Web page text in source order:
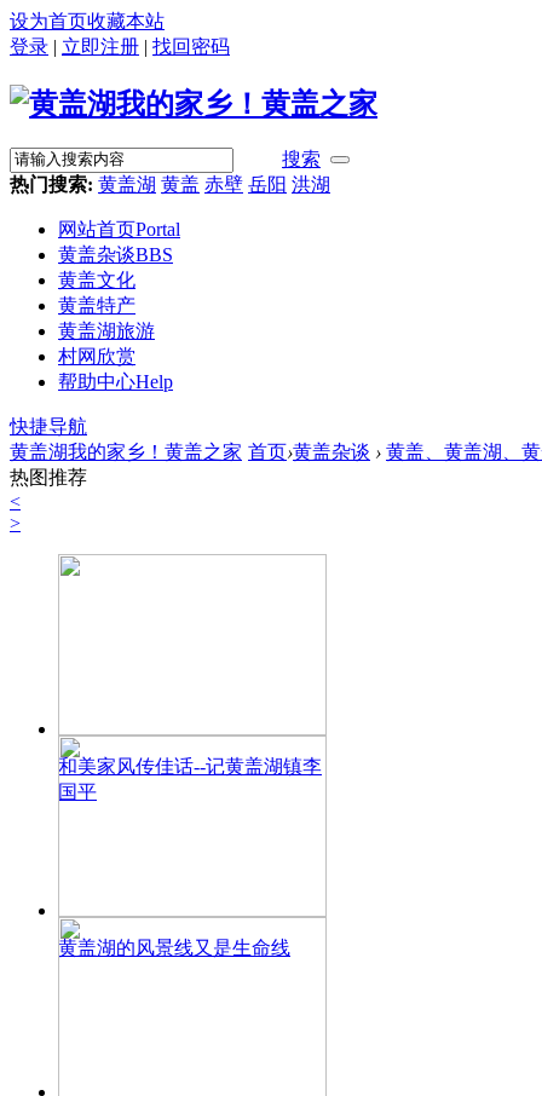
设为首页收藏本站
登录 | 立即注册 | 找回密码
搜索
热门搜索: 黄盖湖 黄盖 赤壁 岳阳 洪湖
网站首页Portal
黄盖杂谈BBS
黄盖文化
黄盖特产
黄盖湖旅游
村网欣赏
帮助中心Help
快捷导航
黄盖湖我的家乡！黄盖之家 首页›黄盖杂谈 › 黄盖、黄盖湖、
热图推荐
<
>
和美家风传佳话--记黄盖湖镇李
国平
黄盖湖的风景线又是生命线